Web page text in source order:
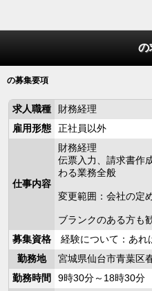
の
の募集要項
求人職種
財務経理
雇用形態
正社員以外
仕事内容
財務経理
伝票入力、請求書作
わる業務全般
変更範囲：会社の定
ブランクのある方も
募集資格
経験について：あれ
勤務地
宮城県仙台市青葉区
勤務時間
9時30分～18時30分